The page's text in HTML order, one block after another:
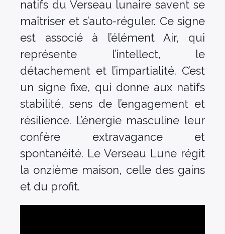
natifs du Verseau lunaire savent se
maîtriser et s’auto-réguler. Ce signe
est associé à l’élément Air, qui
représente l’intellect, le
détachement et l’impartialité. C’est
un signe fixe, qui donne aux natifs
stabilité, sens de l’engagement et
résilience. L’énergie masculine leur
confère extravagance et
spontanéité. Le Verseau Lune régit
la onzième maison, celle des gains
et du profit.